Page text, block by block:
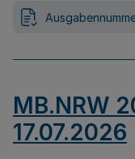
MB.NRW
17.07.2026